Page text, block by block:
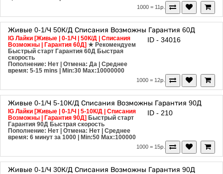
1000 = 11р.
Живые 0-1/Ч 50К/Д Списания Возможны Гарантия 60Д
IG Лайки [Живые | 0-1/Ч | 50К/Д | Списания
Возможны | Гарантия 60Д] ★ Рекомендуем
Быстрый старт Гарантия 60Д Быстрая
скорость
Пополнение: Нет | Отмена: Да | Среднее
время: 5-15 mins
| Min:30 Max:10000000
ID - 34016
1000 = 12р.
Живые 0-1/Ч 5-10К/Д Списания Возможны Гарантия 90Д
IG Лайки [Живые | 0-1/Ч | 5-10К/Д | Списания
Возможны | Гарантия 90Д] Быстрый старт
Гарантия 90Д Быстрая скорость
Пополнение: Нет | Отмена: Нет | Среднее
время: 6 минут за 1000
| Min:50 Max:100000
ID - 210
1000 = 15р.
Живые 0-1/Ч 30К/Д Списания Возможны Гарантия 90Д